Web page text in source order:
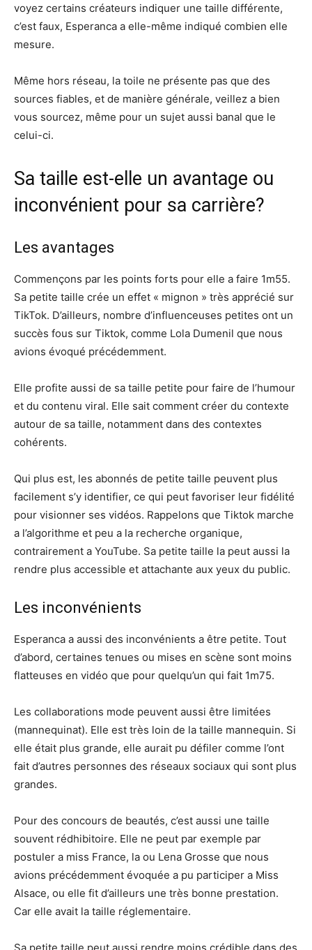
voyez certains créateurs indiquer une taille différente,
c’est faux, Esperanca a elle-même indiqué combien elle
mesure.
Même hors réseau, la toile ne présente pas que des
sources fiables, et de manière générale, veillez a bien
vous sourcez, même pour un sujet aussi banal que le
celui-ci.
Sa taille est-elle un avantage ou
inconvénient pour sa carrière?
Les avantages
Commençons par les points forts pour elle a faire 1m55.
Sa petite taille crée un effet « mignon » très apprécié sur
TikTok. D’ailleurs, nombre d’influenceuses petites ont un
succès fous sur Tiktok, comme Lola Dumenil que nous
avions évoqué précédemment.
Elle profite aussi de sa taille petite pour faire de l’humour
et du contenu viral. Elle sait comment créer du contexte
autour de sa taille, notamment dans des contextes
cohérents.
Qui plus est, les abonnés de petite taille peuvent plus
facilement s’y identifier, ce qui peut favoriser leur fidélité
pour visionner ses vidéos. Rappelons que Tiktok marche
a l’algorithme et peu a la recherche organique,
contrairement a YouTube. Sa petite taille la peut aussi la
rendre plus accessible et attachante aux yeux du public.
Les inconvénients
Esperanca a aussi des inconvénients a être petite. Tout
d’abord, certaines tenues ou mises en scène sont moins
flatteuses en vidéo que pour quelqu’un qui fait 1m75.
Les collaborations mode peuvent aussi être limitées
(mannequinat). Elle est très loin de la taille mannequin. Si
elle était plus grande, elle aurait pu défiler comme l’ont
fait d’autres personnes des réseaux sociaux qui sont plus
grandes.
Pour des concours de beautés, c’est aussi une taille
souvent rédhibitoire. Elle ne peut par exemple par
postuler a miss France, la ou Lena Grosse que nous
avions précédemment évoquée a pu participer a Miss
Alsace, ou elle fit d’ailleurs une très bonne prestation.
Car elle avait la taille réglementaire.